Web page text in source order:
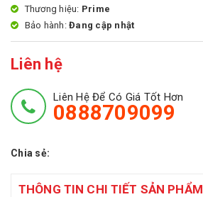
Thương hiệu: Prime
Bảo hành: Đang cập nhật
Liên hệ
Liên Hệ Để Có Giá Tốt Hơn
0888709099
Chia sẻ:
THÔNG TIN CHI TIẾT SẢN PHẨM